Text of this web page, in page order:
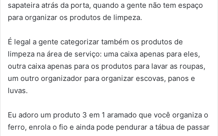
sapateira atrás da porta, quando a gente não tem espaço
para organizar os produtos de limpeza.
É legal a gente categorizar também os produtos de
limpeza na área de serviço: uma caixa apenas para eles,
outra caixa apenas para os produtos para lavar as roupas,
um outro organizador para organizar escovas, panos e
luvas.
Eu adoro um produto 3 em 1 aramado que você organiza o
ferro, enrola o fio e ainda pode pendurar a tábua de passar